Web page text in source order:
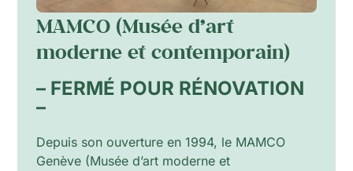
MAMCO (Musée d’art
moderne et contemporain)
– FERMÉ POUR RÉNOVATION
–
Depuis son ouverture en 1994, le MAMCO
Genève (Musée d’art moderne et